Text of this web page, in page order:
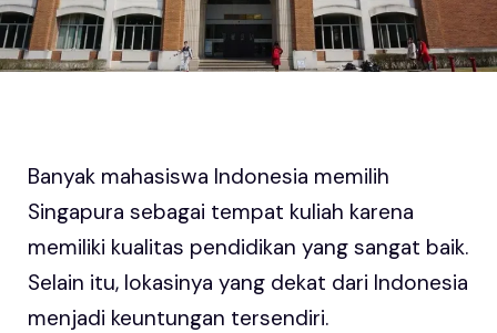
Banyak mahasiswa Indonesia memilih
Singapura sebagai tempat kuliah karena
memiliki kualitas pendidikan yang sangat baik.
Selain itu, lokasinya yang dekat dari Indonesia
menjadi keuntungan tersendiri.